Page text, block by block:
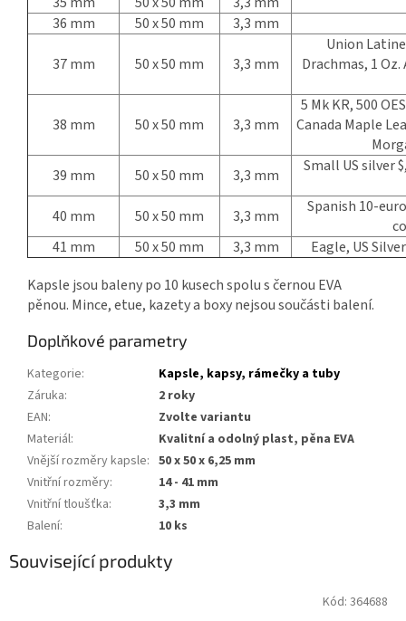
36 mm
50 x 50 mm 3,3 mm
37 mm 50 x 50 mm 3,3 mm
Union Latine
Drachmas, 1
38 mm 50 x 50 mm 3,3 mm
5 Mk KR, 500
Canada Maple
39 mm
50 x 50 mm 3,3 mm Small US silver
40 mm 50 x 50 mm 3,3 mm
Spanish 10-
41 mm
50 x 50 mm 3,3 mm
Eagle, US
Kapsle jsou baleny po 10 kusech spolu s černou EVA
pěnou. Mince, etue, kazety a boxy nejsou součásti balení.
Doplňkové parametry
Kategorie:
Kapsle, kapsy, rámečky a tuby
Záruka:
2 roky
EAN:
Zvolte variantu
Materiál:
Kvalitní a odolný plast, pěna EVA
Vnější rozměry kapsle: 50 x 50 x 6,25 mm
Vnitřní rozměry:
14 - 41 mm
Vnitřní tloušťka:
3,3 mm
Balení: 10 ks
Související produkty
Kód: 364688